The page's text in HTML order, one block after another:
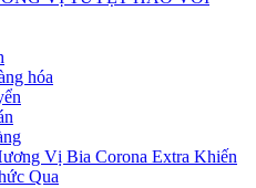
hóa
Vị Bia Corona Extra Khiến
Qua